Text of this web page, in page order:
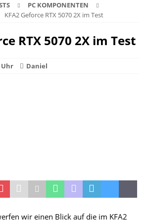
PC KOMPONENTEN
KFA2 Geforce RTX 5070 2X im Test
RTX 5070 2X im Test
Uhr Daniel
wir einen Blick auf die im KFA2